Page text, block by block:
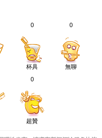
0
杯具
0
無聊
0
超贊